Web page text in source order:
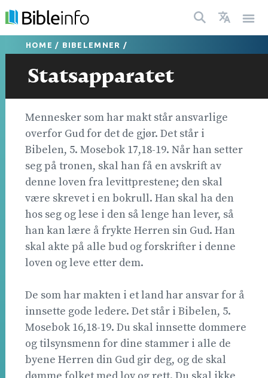
HOME / BIBELEMNER /
Statsapparatet
Mennesker som har makt står ansvarlige
overfor Gud for det de gjør. Det står i
Bibelen, 5. Mosebok 17,18-19. Når han setter
seg på tronen, skal han få en avskrift av
denne loven fra levittprestene; den skal
være skrevet i en bokrull. Han skal ha den
hos seg og lese i den så lenge han lever, så
han kan lære å frykte Herren sin Gud. Han
skal akte på alle bud og forskrifter i denne
loven og leve etter dem.
De som har makten i et land har ansvar for å
innsette gode ledere. Det står i Bibelen, 5.
Mosebok 16,18-19. Du skal innsette dommere
og tilsynsmenn for dine stammer i alle de
byene Herren din Gud gir deg, og de skal